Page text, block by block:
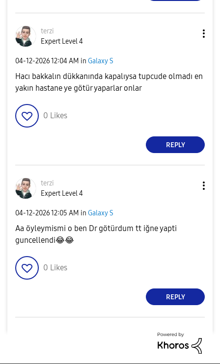
terzi
Expert Level 4
‎04-12-202612:04 AM in Galaxy S
Hacı bakkalın dükkanında kapalıysa tupcude olmadı en
yakın hastane ye götür yaparlar onlar
0 Likes
REPLY
terzi
Expert Level 4
‎04-12-202612:05 AM in Galaxy S
Aa öyleymismi o ben Dr götürdum tt iğne yapti
guncellendi😂😂
0 Likes
REPLY